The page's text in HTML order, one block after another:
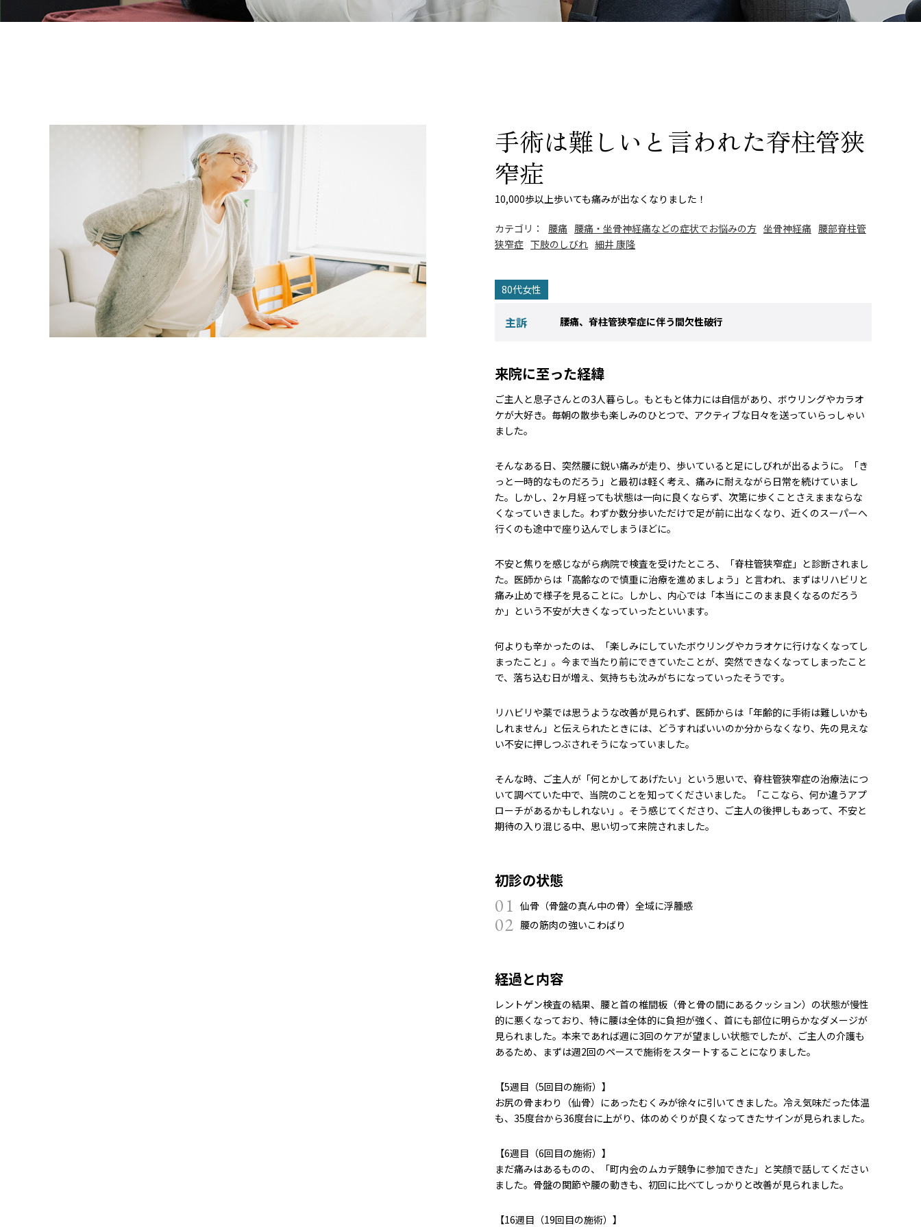
手術は難しいと言われた脊柱管狭
窄症
10,000歩以上歩いても痛みが出なくなりました！
カテゴリ： 腰痛 腰痛・坐骨神経痛などの症状でお悩みの方 坐骨神経痛 腰部脊柱管
狭窄症 下肢のしびれ 細井 康隆
80代女性
主訴 腰痛、脊柱管狭窄症に伴う間欠性破行
来院に至った経緯
ご主人と息子さんとの3人暮らし。もともと体力には自信があり、ボウリングやカラオ
ケが大好き。毎朝の散歩も楽しみのひとつで、アクティブな日々を送っていらっしゃい
ました。
そんなある日、突然腰に鋭い痛みが走り、歩いていると足にしびれが出るように。「き
っと一時的なものだろう」と最初は軽く考え、痛みに耐えながら日常を続けていまし
た。しかし、2ヶ月経っても状態は一向に良くならず、次第に歩くことさえままならな
くなっていきました。わずか数分歩いただけで足が前に出なくなり、近くのスーパーへ
行くのも途中で座り込んでしまうほどに。
不安と焦りを感じながら病院で検査を受けたところ、「脊柱管狭窄症」と診断されまし
た。医師からは「高齢なので慎重に治療を進めましょう」と言われ、まずはリハビリと
痛み止めで様子を見ることに。しかし、内心では「本当にこのまま良くなるのだろう
か」という不安が大きくなっていったといいます。
何よりも辛かったのは、「楽しみにしていたボウリングやカラオケに行けなくなってし
まったこと」。今まで当たり前にできていたことが、突然できなくなってしまったこと
で、落ち込む日が増え、気持ちも沈みがちになっていったそうです。
リハビリや薬では思うような改善が見られず、医師からは「年齢的に手術は難しいかも
しれません」と伝えられたときには、どうすればいいのか分からなくなり、先の見えな
い不安に押しつぶされそうになっていました。
そんな時、ご主人が「何とかしてあげたい」という思いで、脊柱管狭窄症の治療法につ
いて調べていた中で、当院のことを知ってくださいました。「ここなら、何か違うアプ
ローチがあるかもしれない」。そう感じてくださり、ご主人の後押しもあって、不安と
期待の入り混じる中、思い切って来院されました。
初診の状態
01 仙骨（骨盤の真ん中の骨）全域に浮腫感
02 腰の筋肉の強いこわばり
経過と内容
レントゲン検査の結果、腰と首の椎間板（骨と骨の間にあるクッション）の状態が慢性
的に悪くなっており、特に腰は全体的に負担が強く、首にも部位に明らかなダメージが
見られました。本来であれば週に3回のケアが望ましい状態でしたが、ご主人の介護も
あるため、まずは週2回のペースで施術をスタートすることになりました。
【5週目（5回目の施術）】
お尻の骨まわり（仙骨）にあったむくみが徐々に引いてきました。冷え気味だった体温
も、35度台から36度台に上がり、体のめぐりが良くなってきたサインが見られました。
【6週目（6回目の施術）】
まだ痛みはあるものの、「町内会のムカデ競争に参加できた」と笑顔で話してください
ました。骨盤の関節や腰の動きも、初回に比べてしっかりと改善が見られました。
【16週目（19回目の施術）】